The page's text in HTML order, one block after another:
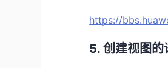
https://
5. 创建视图的